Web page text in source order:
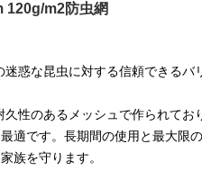
120g/m2防虫網
迷惑な昆虫に対する信頼できる
性のあるメッシュで作られて
適です。 長期間の使用と最大限
族を守ります。